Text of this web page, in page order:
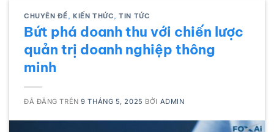
CHUYÊN ĐỀ,KIẾN THỨC,TIN TỨC
Bứt phá doanh thu với chiến lược
quản trị doanh nghiệp thông
minh
ĐÃ ĐĂNG TRÊN9 THÁNG 5, 2025 BỞI ADMIN